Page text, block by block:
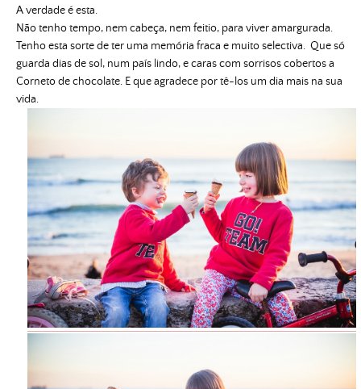
A verdade é esta.
Não tenho tempo, nem cabeça, nem feitio, para viver amargurada.
Tenho esta sorte de ter uma memória fraca e muito selectiva. Que só
guarda dias de sol, num país lindo, e caras com sorrisos cobertos a
Corneto de chocolate. E que agradece por tê-los um dia mais na sua
vida.